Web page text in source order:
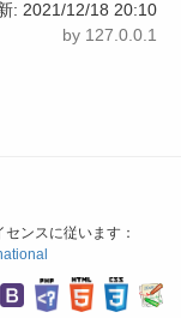
: 2021/12/18 20:10
by 127.0.0.1
ンスに従います：